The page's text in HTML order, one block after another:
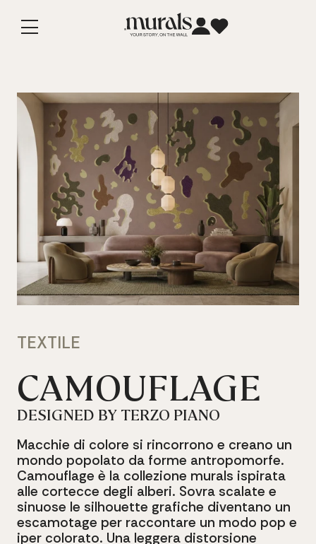
direttamente
ai contenuti
TEXTILE
CAMOUFLAGE
DESIGNED BY TERZO PIANO
Macchie di colore si rincorrono e creano un
mondo popolato da forme antropomorfe.
Camouflage è la collezione murals ispirata
alle cortecce degli alberi. Sovra scalate e
sinuose le silhouette grafiche diventano un
escamotage per raccontare un modo pop e
iper colorato. Una leggera distorsione